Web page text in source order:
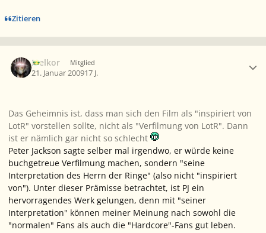
Zitieren
Melkor Mitglied
21. Januar 200917 J.
Das Geheimnis ist, dass man sich den Film als "inspiriert von
LotR" vorstellen sollte, nicht als "Verfilmung von LotR". Dann
ist er nämlich gar nicht so schlecht
Peter Jackson sagte selber mal irgendwo, er würde keine
buchgetreue Verfilmung machen, sondern "seine
Interpretation des Herrn der Ringe" (also nicht "inspiriert
von"). Unter dieser Prämisse betrachtet, ist PJ ein
hervorragendes Werk gelungen, denn mit "seiner
Interpretation" können meiner Meinung nach sowohl die
"normalen" Fans als auch die "Hardcore"-Fans gut leben.